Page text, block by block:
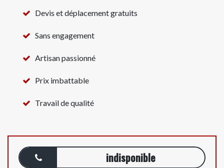
Devis et déplacement gratuits
Sans engagement
Artisan passionné
Prix imbattable
Travail de qualité
indisponible